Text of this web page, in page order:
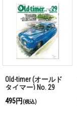
Old-timer (オールド
タイマー) No. 29
495円 (税込)